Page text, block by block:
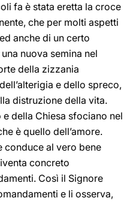
fa è stata eretta la croce
che per molti aspetti
anche di un certo
nuova semina nel
della zizzania
e dello spreco,
distruzione della vita.
della Chiesa sfociano nel
è quello dell’amore.
conduce al vero bene
concreto
Così il Signore
e li osserva,